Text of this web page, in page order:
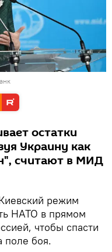
остатки
Украину как
считают в МИД
режим
НАТО в прямом
чтобы спасти
поле боя.